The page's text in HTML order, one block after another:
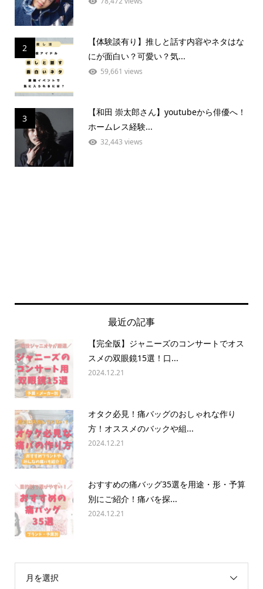
2
【体験談有り】推しと話す内容やネタはな
にが面白い？可愛い？気...
59,661 views
3
【和田 崇太郎さん】youtubeから俳優へ！
ホームレス経験...
32,443 views
最近の記事
【完全版】ジャニーズのコンサートでオス
スメの双眼鏡15選！口...
2024.12.21
オタク必見！痛バッグのおしゃれな作り
方！オススメのバックや組...
2024.12.21
おすすめの痛バッグ35選を用途・形・予算
別にご紹介！痛バを探...
2024.12.21
月を選択